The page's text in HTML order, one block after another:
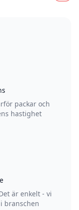
packar och
hastighet
är enkelt - vi
branschen